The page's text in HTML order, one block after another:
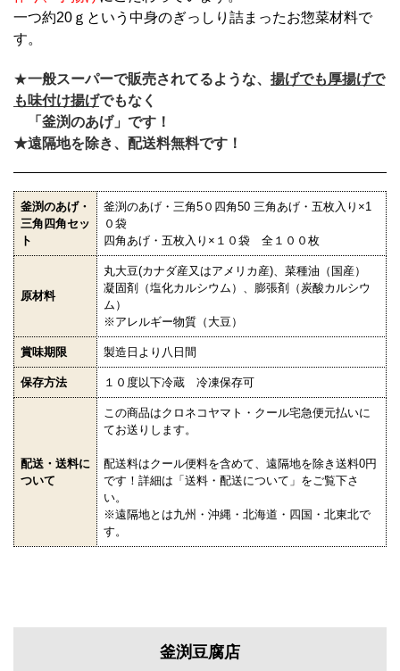
一つ約20ｇという中身のぎっしり詰まったお惣菜材料で
す。
★一般スーパーで販売されてるような、 揚げでも厚揚げで
も味付け揚げでもなく
「釜渕のあげ」です！
★遠隔地を除き、配送料無料です！
釜渕のあげ・
三角四角セッ
ト
釜渕のあげ・三角5０四角50 三角あげ・五枚入り×1
０袋
四角あげ・五枚入り×１０袋 全１００枚
原材料
丸大豆(カナダ産又はアメリカ産)、菜種油（国産）
凝固剤（塩化カルシウム）、膨張剤（炭酸カルシウ
ム）
※アレルギー物質（大豆）
賞味期限 製造日より八日間
保存方法 １０度以下冷蔵 冷凍保存可
配送・送料に
ついて
この商品はクロネコヤマト・クール宅急便元払いに
てお送りします。
配送料はクール便料を含めて、遠隔地を除き送料0円
です！詳細は「送料・配送について」をご覧下さ
い。
※遠隔地とは九州・沖縄・北海道・四国・北東北で
す。
釜渕豆腐店